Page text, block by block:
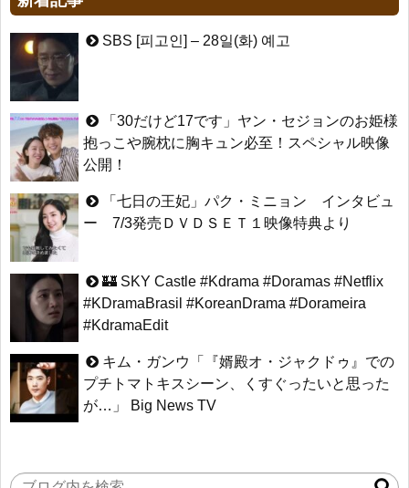
#KoreanDrama #Dorameira #KdramaEdit
&#39; (ft. 도여니의 학창시절) | 편 먹고 갈래요? 밥블레스유 2 bobblessyou2
EP.18
ソン・ヘギョ – ソンヘギョ キスまとめ
ハン・ヘジン 한혜진 – Still We (여전히 우리는)
한가인 –
「ライフ・ オン・ マーズ」2019年11月2日TSUTAYAにて先行レン
タル開始！
(ENG SUB) Behind The Scene Hyun Bin 현빈❤️ 손예진 Son Ye Jin-
Crash Landing On You/ヒョンビン❤️ソンイェジン / エンジョイ❕
ユン・ギュンサン、番組にも登場した愛猫が急死…イ・ソンギョン
ら同僚芸能人から慰めの言葉が続々 – Taka News
キム・レウォンの影絵遊び！？「黒騎士～永遠の約束～」メイキン
グを一部公開（DVD-SET2特典映像より）
Powered by livedoor 相互RSS
HSF(126)-윤균상 서울숲 벤치 (YUN Kyunsang)(4)September::
Healing in Seoul Forest (서울숲)
yoon kyun sang
ユン・ギュンサン主演「潜入弁護人」第1回特別公開！
九尾狐外伝 第２話 キム・ジウ チョ・ヒョンジェ
九尾狐外伝 メイキング03 ハン・イェスル
キム・テヒの弟イ・ワン♥イ・ボミ、今日（28日）結婚……
「まず熱く掃除せよ」女優キム・ユジョン、「健康がとても回復…
痩せたのはソン・ジェリムのせい!? 」 (11/26)
【裏芸能】キムユジョンの熱愛彼氏はあの大物俳優
しょ？” Big News TV
キム・ユジョン、新ドラマ「まず熱く掃除せよ」に出演確定…“台本
を見た瞬間惹かれた” 20180123
幻の王女チャミョンゴ エンディング
YUCHUN ♥ LOVE 15 「成均館 5話」
[Fan MV]七日の王妃(7일의 왕비)OST – 정기고 (Junggigo) – 그리고
그려도 (Miss You In My Heart)
俳優カン・ギヨン、突然の熱愛宣言…「キム秘書がなぜそうか」出
演で話題 Big News TV
SBS [피고인] – 28일(화) 예고
「30だけど17です」ヤン・セジョンのお姫様
抱っこや腕枕に胸キュン必至！スペシャル映像
公開！
「七日の王妃」パク・ミニョン インタビュ
ー 7/3発売ＤＶＤＳＥＴ１映像特典より
🏰 SKY Castle #Kdrama #Doramas #Netflix
#KDramaBrasil #KoreanDrama #Dorameira
#KdramaEdit
キム・ガンウ「『婿殿オ・ジャクドゥ』での
プチトマトキスシーン、くすぐったいと思った
が…」 Big News TV